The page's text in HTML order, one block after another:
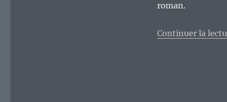
roman.
Continuer la